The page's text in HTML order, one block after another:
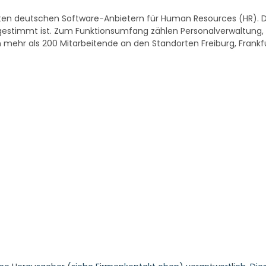
deutschen Software-Anbietern für Human Resources
ist. Zum Funktionsumfang zählen
als 200 Mitarbeitende an den Standorten Freiburg,